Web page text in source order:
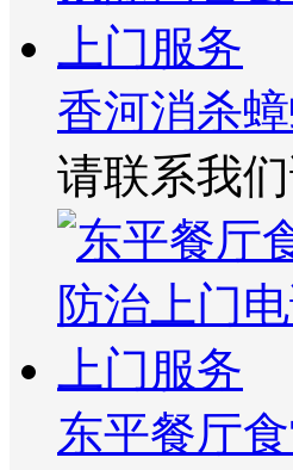
香河消杀
请联系我
东平餐厅